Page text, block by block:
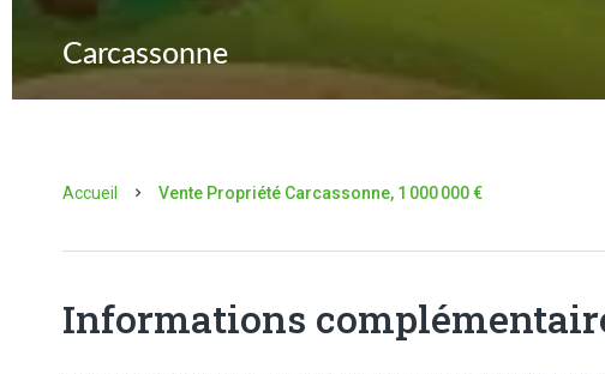
Carcassonne
Accueil Vente Propriété Carcassonne, 1 000 000 €
Informations